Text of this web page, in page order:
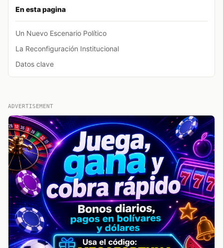
En esta pagina
Un Nuevo Escenario Político
La Reconfiguración Institucional
Datos clave
ADVERTISEMENT